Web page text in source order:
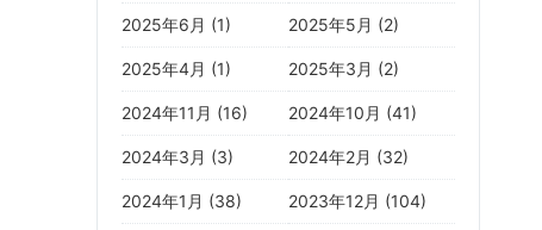
2025年6月 (1) 2025年5月 (2)
2025年4月 (1) 2025年3月 (2)
2024年11月 (16) 2024年10月 (41)
2024年3月 (3) 2024年2月 (32)
2024年1月 (38) 2023年12月 (104)